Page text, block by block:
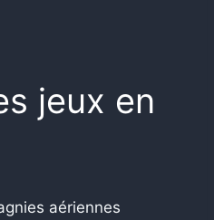
jeux en
aériennes